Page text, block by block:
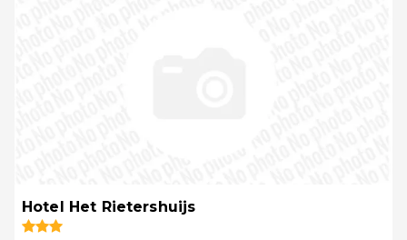
Hotel Het Rietershuijs